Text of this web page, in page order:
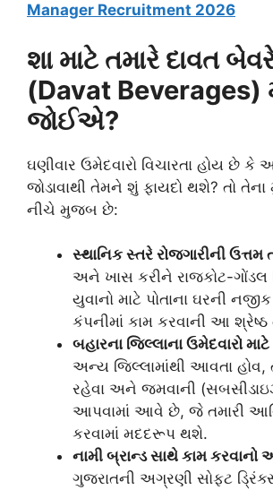
Manager Recruitment 2026
શા માટે તમારે દાવત
(Davat Beverages)
જોઈએ?
ઘણીવાર ઉમેદવારો વિચારતા હોય છે કે
જોડાવાથી તેમને શું ફાયદો થશે? તો
નીચે મુજબ છે:
સ્થાનિક સ્તરે રોજગારીની ઉત્તમ
અને ખાસ કરીને રાજકોટ-ગોંડલ
યુવાનો માટે પોતાના ઘરની
કંપનીમાં કામ કરવાની આ
બહારના જિલ્લાના ઉમેદવારો માટે
અન્ય જિલ્લામાંથી આવતા હોવ,
રહેવા અને જમવાની
આપવામાં આવે છે, જે તમારી
કરવામાં મદદરૂપ થશે.
નામી બ્રાન્ડ સાથે કામ
ગુજરાતની અગ્રણી સોફ્ટ